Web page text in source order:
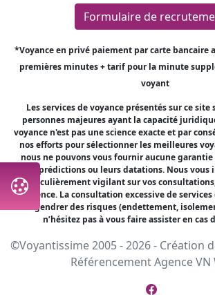
Formulaire de
*Voyance en privé paiement par carte bancaire
premières minutes + tarif pour la minute
voyant
Les services de voyance présentés sur ce site
personnes majeures ayant la capacité
voyance n'est pas une science exacte et par
nos efforts pour sélectionner les meilleures
nous ne pouvons vous fournir aucune
prédictions ou leurs datations. Nous vous
particulièrement vigilant sur vos
fréquence. La consultation excessive de
engendrer des risques (endettement,
n’hésitez pas à vous faire assister en cas
©Voyantissime 2005 - 2026 - Création
RéférencementAgence VN